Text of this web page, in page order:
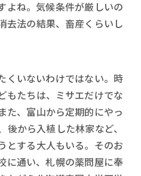
よね。気候条件が厳しいの
去法の結果、畜産くらいし
くいないわけではない。時
もたちは、ミサエだけでな
た、富山から定期的にやっ
から入植した林家など、
とする大人もいる。そのお
に通い、札幌の薬問屋に奉